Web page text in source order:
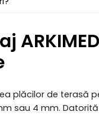
plăcilor de
sau 4 mm.